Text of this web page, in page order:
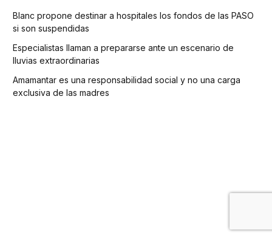
Blanc propone destinar a hospitales los fondos de las PASO
si son suspendidas
Especialistas llaman a prepararse ante un escenario de
lluvias extraordinarias
Amamantar es una responsabilidad social y no una carga
exclusiva de las madres